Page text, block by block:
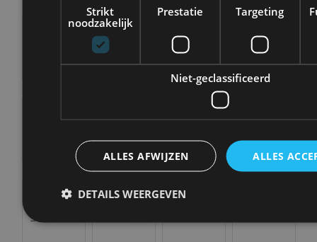
Firefly Fisker Ford
Isuzu Iveco Jaecoo
Strikt
noodzakelijk
Prestatie Targeting
Niet-geclassificeerd
ALLES
ALLES AFWIJZEN
DETAILS WEERGEVEN